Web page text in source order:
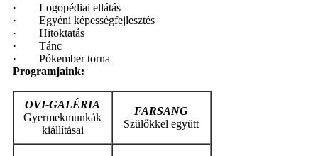
· Logopédiai ellátás
· Egyéni képességfejlesztés
· Hitoktatás
· Tánc
· Pókember torna
Programjaink:
OVI-GALÉRIA
Gyermekmunkák
kiállításai
FARSANG
Szülőkkel együtt